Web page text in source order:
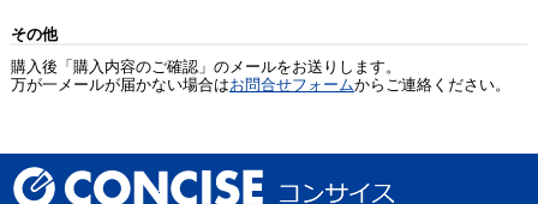
その他
購入後「購入内容のご確認」のメールをお送りします。
万が一メールが届かない場合はお問合せフォームからご連絡ください。